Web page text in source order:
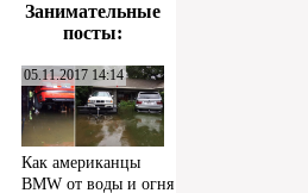
Занимательные
посты:
05.11.2017 14:14
Как американцы
BMW от воды и огня